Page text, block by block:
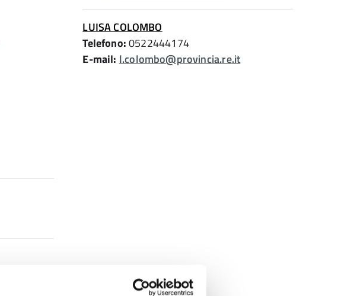
LUISA COLOMBO
Telefono:0522444174
E-mail: l.colombo@provincia.re.it